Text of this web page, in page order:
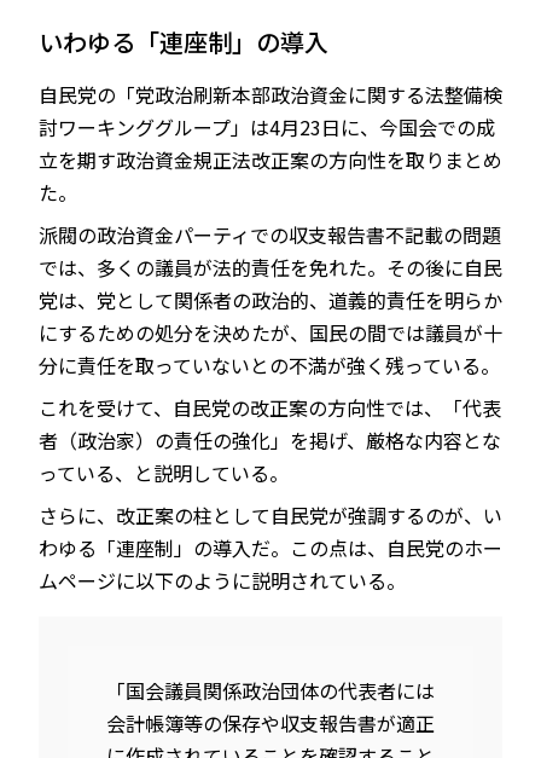
JP EN
いわゆる「連座制」の導入
自民党の「党政治刷新本部政治資金に関する法整備検
討ワーキンググループ」は4月23日に、今国会での成
立を期す政治資金規正法改正案の方向性を取りまとめ
た。
派閥の政治資金パーティでの収支報告書不記載の問題
では、多くの議員が法的責任を免れた。その後に自民
党は、党として関係者の政治的、道義的責任を明らか
にするための処分を決めたが、国民の間では議員が十
分に責任を取っていないとの不満が強く残っている。
これを受けて、自民党の改正案の方向性では、「代表
者（政治家）の責任の強化」を掲げ、厳格な内容とな
っている、と説明している。
さらに、改正案の柱として自民党が強調するのが、い
わゆる「連座制」の導入だ。この点は、自民党のホー
ムページに以下のように説明されている。
「国会議員関係政治団体の代表者には
会計帳簿等の保存や収支報告書が適正